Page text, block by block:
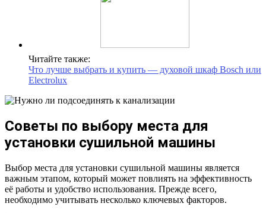
Читайте также:
Что лучше выбрать и купить — духовой шкаф Bosch или
Electrolux
Советы по выбору места для
установки сушильной машины
Выбор места для установки сушильной машины является
важным этапом, который может повлиять на эффективность
её работы и удобство использования. Прежде всего,
необходимо учитывать несколько ключевых факторов.